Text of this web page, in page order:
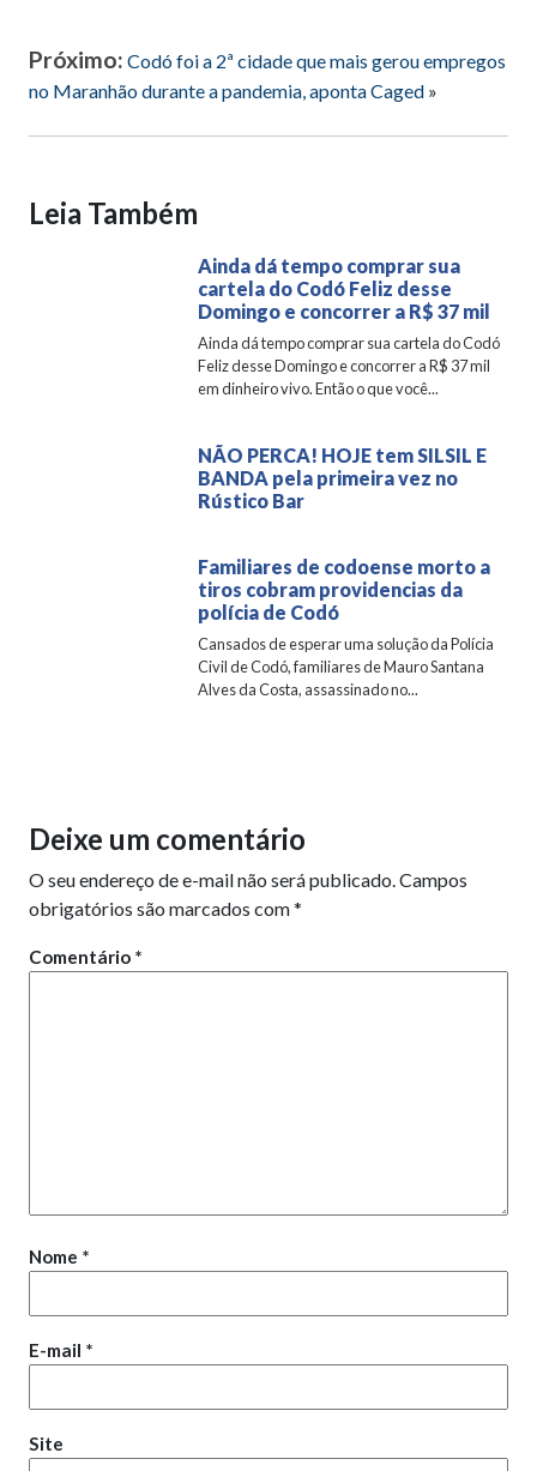
Próximo: Codó foi a 2ª cidade que mais gerou empregos
no Maranhão durante a pandemia, aponta Caged »
Leia Também
Ainda dá tempo comprar sua
cartela do Codó Feliz desse
Domingo e concorrer a R$ 37 mil
Ainda dá tempo comprar sua cartela do Codó
Feliz desse Domingo e concorrer a R$ 37 mil
em dinheiro vivo. Então o que você...
NÃO PERCA! HOJE tem SILSIL E
BANDA pela primeira vez no
Rústico Bar
Familiares de codoense morto a
tiros cobram providencias da
polícia de Codó
Cansados de esperar uma solução da Polícia
Civil de Codó, familiares de Mauro Santana
Alves da Costa, assassinado no...
Deixe um comentário
O seu endereço de e-mail não será publicado.Campos
obrigatórios são marcados com*
Comentário *
Nome *
E-mail *
Site